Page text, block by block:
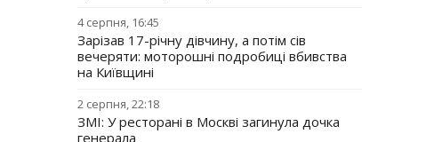
4 серпня, 16:45
Зарізав 17-річну дівчину, а потім сів
вечеряти: моторошні подробиці вбивства
на Київщині
2 серпня, 22:18
ЗМІ: У ресторані в Москві загинула дочка
генерала